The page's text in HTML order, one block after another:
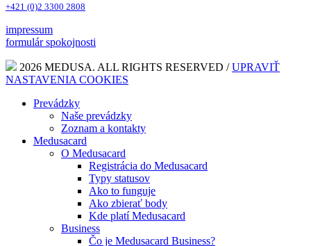
+421 (0)2 3300 2808
impressum
formulár spokojnosti
2026 MEDUSA. ALL RIGHTS RESERVED /UPRAVIŤ
NASTAVENIA COOKIES
Prevádzky
Naše prevádzky
Zoznam a kontakty
Medusacard
O Medusacard
Registrácia do Medusacard
Typy statusov
Ako to funguje
Ako zbierať body
Kde platí Medusacard
Business
Čo je Medusacard Business?